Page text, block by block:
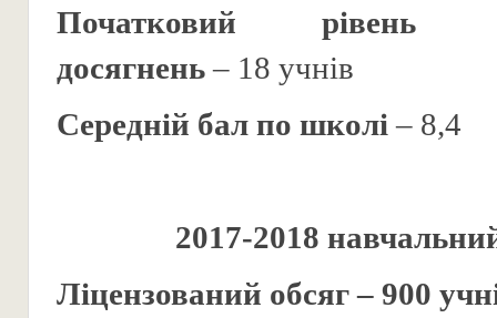
Початковий рівень
досягнень– 18 учнів
Середній бал по школі – 8,4
2017-2018
Ліцензований обсяг – 900